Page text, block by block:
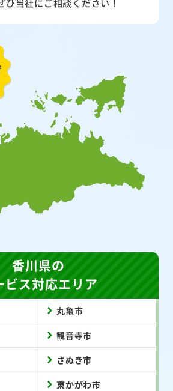
ひ当社にご相談ください！
香川県の
ビス対応エリア
丸亀市
観音寺市
さぬき市
東かがわ市